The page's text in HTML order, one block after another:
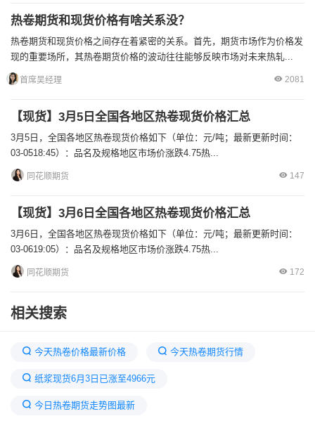
热卷期货和现货价格有啥关系没？
热卷期货和现货价格之间存在着紧密的关系。首先，期货市场作为价格发
现的重要场所，其热卷期货价格的波动往往能够反映市场对未来热轧...
首席吴经理 2081
【现货】3月5日全国各地区热卷现货价格汇总
3月5日，全国各地区热卷现货价格如下（单位：元/吨；最新更新时间：
03-0518:45）：品名及规格地区市场价涨跌4.75热...
同花顺期货 147
【现货】3月6日全国各地区热卷现货价格汇总
3月6日，全国各地区热卷现货价格如下（单位：元/吨；最新更新时间：
03-0619:05）：品名及规格地区市场价涨跌4.75热...
同花顺期货 172
相关搜索
今天热卷价格最新价格 今天热卷期货行情
纸浆现货6月3日已涨至4966元
今日热卷期货走势图最新